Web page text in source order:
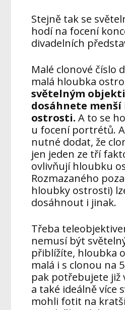
Stejně tak se
hodí na focení
divadelních
Malé clonové číslo
malá hloubka
světelným
dosáhnete
ostrosti. A to se
u focení portrétů.
nutné dodat, že
jen jeden ze tří
ovlivňují hloubku
Rozmazaného
hloubky ostrosti)
dosáhnout i jinak.
Třeba
nemusí být
přiblížíte, hloubka
malá i s clonou na
pak potřebujete již
a také ideálně více
mohli fotit na